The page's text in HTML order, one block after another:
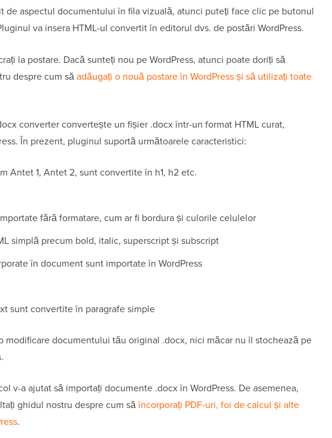
de aspectul documentului în fila vizuală, atunci puteți face clic pe butonul
va insera HTML-ul convertit în editorul dvs. de postări WordPress.
la postare. Dacă sunteți nou pe WordPress, atunci poate doriți să
despre cum săadăugați o nouă postare în WordPress și să utilizați toate
converter convertește un fișier .docx într-un format HTML curat,
În prezent, pluginul suportă următoarele caracteristici:
Antet 1, Antet 2, sunt convertite în h1, h2 etc.
fără formatare, cum ar fi bordura și culorile celulelor
simplă precum bold, italic, superscript și subscript
în document sunt importate în WordPress
sunt convertite în paragrafe simple
modificare documentului tău original .docx, nici măcar nu îl stochează pe
v-a ajutat să importați documente .docx în WordPress. De asemenea,
ghidul nostru despre cum săîncorporați PDF-uri, foi de calcul și alte
.